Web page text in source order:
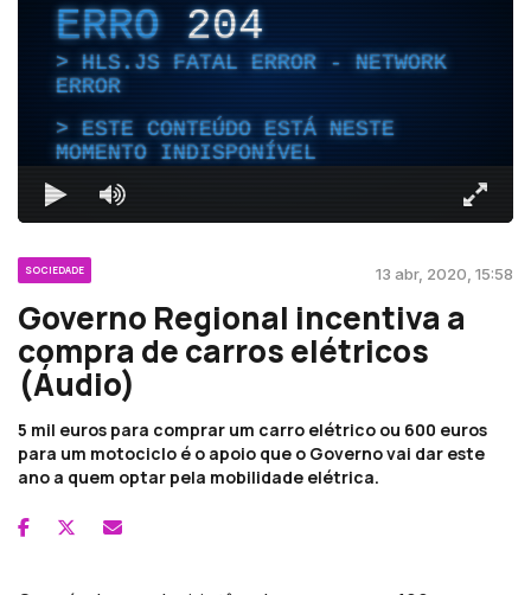
ERRO204
HLS.JS FATAL ERROR - NETWORK
ERROR
ESTE CONTEÚDO ESTÁ NESTE
MOMENTO INDISPONÍVEL
SOCIEDADE 13 abr, 2020, 15:58
Governo Regional incentiva a
compra de carros elétricos
(Áudio)
5 mil euros para comprar um carro elétrico ou 600 euros
para um motociclo é o apoio que o Governo vai dar este
ano a quem optar pela mobilidade elétrica.